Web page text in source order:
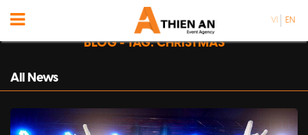
VI EN
BLOG - TAG: CHRISTMAS
All News